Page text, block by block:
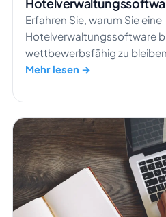
Erfahren Sie, warum Sie eine
Hotelverwaltungssoftware
wettbewerbsfähig zu
Ihres Hotelbetriebs
Mehr lesen →